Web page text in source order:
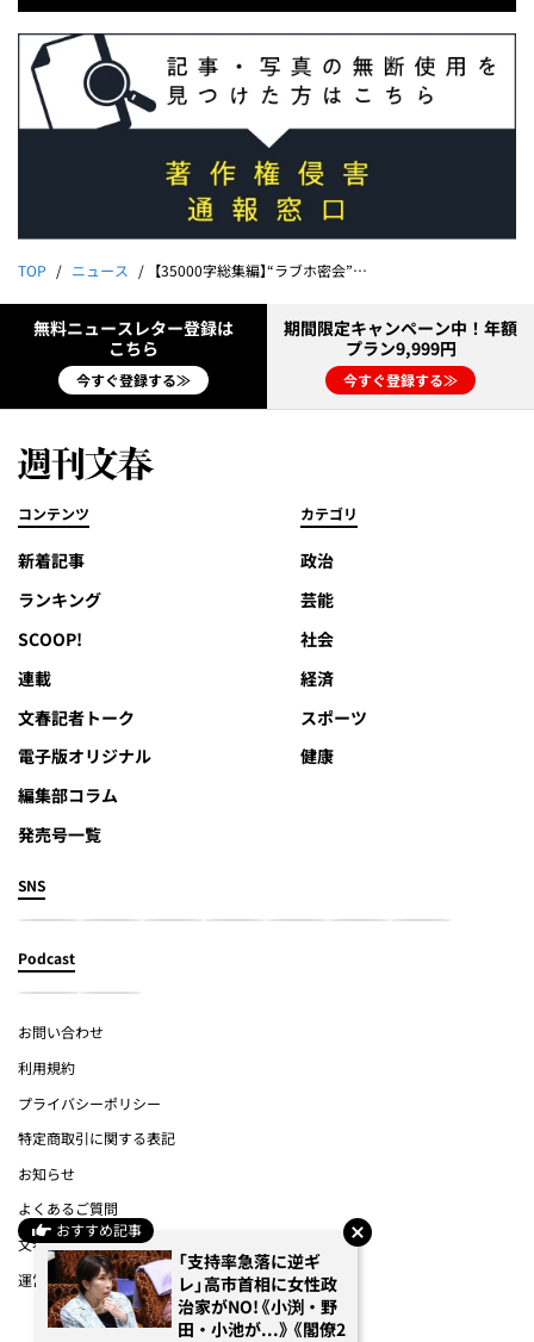
おすすめ記事
「支持率急落に逆ギ
レ」高市首相に女性政
治家がNO!《小渕・野
田・小池が...》《閣僚2
TOP ニュース 【35000字総集編】“ラブホ密会”前橋市長・小川晶 ラブホ10回お相手は年上の秘書課長《「ウチの夫も？」奥さま探偵団が暴いた！》《市民対話会での衝撃発言も》
無料ニュースレター登録は
こちら
今すぐ登録する≫
期間限定キャンペーン中！年額
プラン9,999円
今すぐ登録する≫
コンテンツ
新着記事
ランキング
SCOOP!
連載
文春記者トーク
電子版オリジナル
編集部コラム
発売号一覧
カテゴリ
政治
芸能
社会
経済
スポーツ
健康
SNS
Podcast
お問い合わせ
利用規約
プライバシーポリシー
特定商取引に関する表記
お知らせ
よくあるご質問
文春オンライン
運営会社
(c) Bungeishunju Ltd.